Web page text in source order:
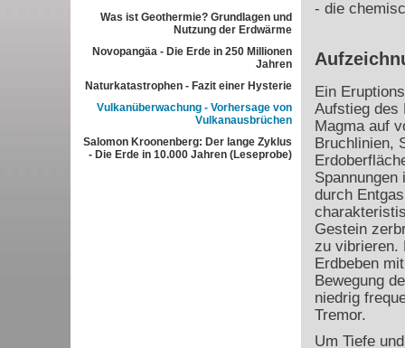
Was ist Geothermie? Grundlagen und
Nutzung der Erdwärme
Novopangäa - Die Erde in 250 Millionen
Jahren
Naturkatastrophen - Fazit einer Hysterie
Vulkanüberwachung - Vorhersage von
Vulkanausbrüchen
Salomon Kroonenberg: Der lange Zyklus
- Die Erde in 10.000 Jahren (Leseprobe)
- die
Ein
Aufstieg des
Magma auf
Bruchlinien,
Spannungen
durch
Gestein
zu vibrieren.
Erdbeben
Bewegung
niedrig
Tremor.
Um Tiefe